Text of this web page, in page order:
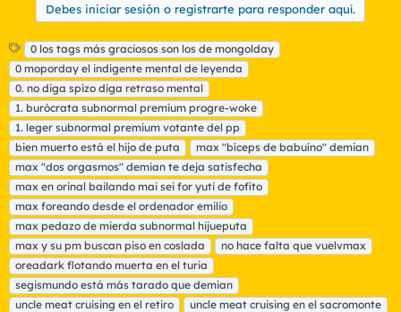
Debes iniciar sesión o registrarte para responder aquí.
E
t
i
q
u
e
t
a
s
0 los tags más graciosos son los de mongolday
0 moporday el indigente mental de leyenda
0. no diga spizo diga retraso mental
1. burócrata subnormal premium progre-woke
1. leger subnormal premium votante del pp
bien muerto está el hijo de puta
max "bíceps de babuíno" demian
max "dos orgasmos" demian te deja satisfecha
max en orinal bailando mai sei for yuti de fofito
max foreando desde el ordenador emilio
max pedazo de mierda subnormal hijueputa
max y su pm buscan piso en coslada
no hace falta que vuelvmax
oreadark flotando muerta en el turia
segismundo está más tarado que demian
uncle meat cruising en el retiro
uncle meat cruising en el sacromonte